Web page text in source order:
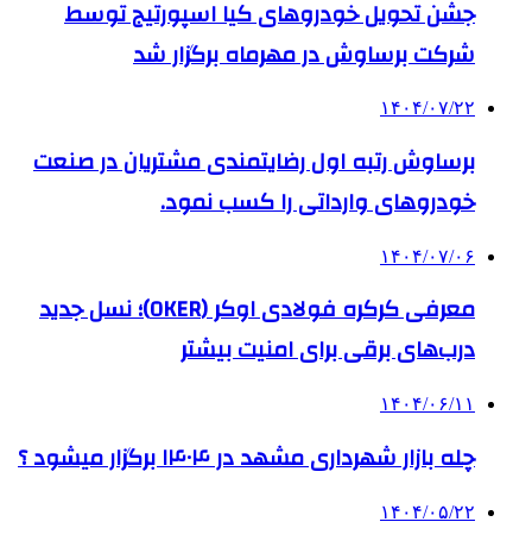
جشن تحویل خودروهای کیا اسپورتیج توسط
شرکت برساوش در مهرماه برگزار شد
۱۴۰۴/۰۷/۲۲
برساوش رتبه اول رضایتمندی مشتریان در صنعت
خودروهای وارداتی را کسب نمود.
۱۴۰۴/۰۷/۰۶
معرفی کرکره فولادی اوکر (OKER)؛ نسل جدید
درب‌های برقی برای امنیت بیشتر
۱۴۰۴/۰۶/۱۱
چله بازار شهرداری مشهد در ۱۴۰۴ برگزار میشود ؟
۱۴۰۴/۰۵/۲۲